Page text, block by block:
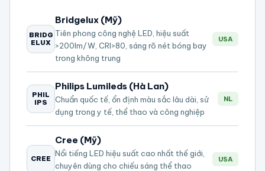
BRIDG
ELUX
Bridgelux (Mỹ)
Tiên phong công nghệ LED, hiệu suất
>200lm/W, CRI>80, sáng rõ nét bóng bay
trong không trung
USA
PHIL
IPS
Philips Lumileds (Hà Lan)
Chuẩn quốc tế, ổn định màu sắc lâu dài, sử
dụng trong y tế, thể thao và công nghiệp
NL
CREE
Cree (Mỹ)
Nổi tiếng LED hiệu suất cao nhất thế giới,
chuyên dùng cho chiếu sáng thể thao
USA